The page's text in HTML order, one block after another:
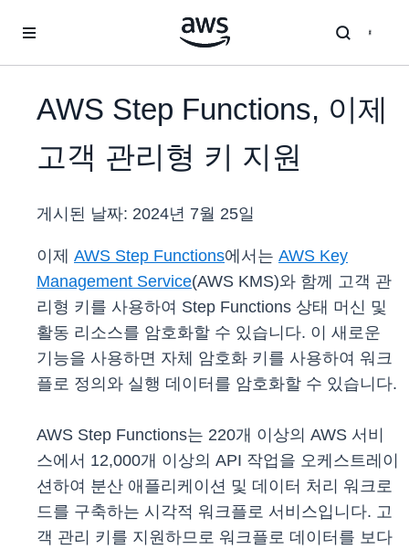
AWS Step Functions, 이제
고객 관리형 키 지원
게시된 날짜: 2024년 7월 25일
이제 AWS Step Functions에서는 AWS Key
Management Service(AWS KMS)와 함께 고객 관
리형 키를 사용하여 Step Functions 상태 머신 및
활동 리소스를 암호화할 수 있습니다. 이 새로운
기능을 사용하면 자체 암호화 키를 사용하여 워크
플로 정의와 실행 데이터를 암호화할 수 있습니다.
AWS Step Functions는 220개 이상의 AWS 서비
스에서 12,000개 이상의 API 작업을 오케스트레이
션하여 분산 애플리케이션 및 데이터 처리 워크로
드를 구축하는 시각적 워크플로 서비스입니다. 고
객 관리 키를 지원하므로 워크플로 데이터를 보다